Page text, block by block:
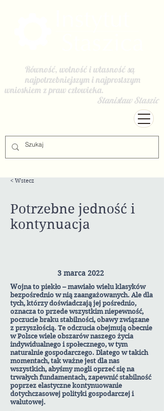
Równość, wolność i własność są
najpotrzebniejszym i najprostszym
wnioskiem z praw człowieka.
Stanisław Staszic
< Wstecz
Potrzebne jedność i
kontynuacja
3 marca 2022
Wojna to piekło – mawiało wielu klasyków
bezpośrednio w nią zaangażowanych. Ale dla
tych, którzy doświadczają jej pośrednio,
oznacza to przede wszystkim niepewność,
poczucie braku stabilności, obawy związane
z przyszłością. Te odczucia obejmują obecnie
w Polsce wiele obszarów naszego życia
indywidualnego i społecznego, w tym
naturalnie gospodarczego. Dlatego w takich
momentach, tak ważne jest dla nas
wszystkich, abyśmy mogli oprzeć się na
trwałych fundamentach, zapewnić stabilność
poprzez elastyczne kontynuowanie
dotychczasowej polityki gospodarczej i
walutowej.